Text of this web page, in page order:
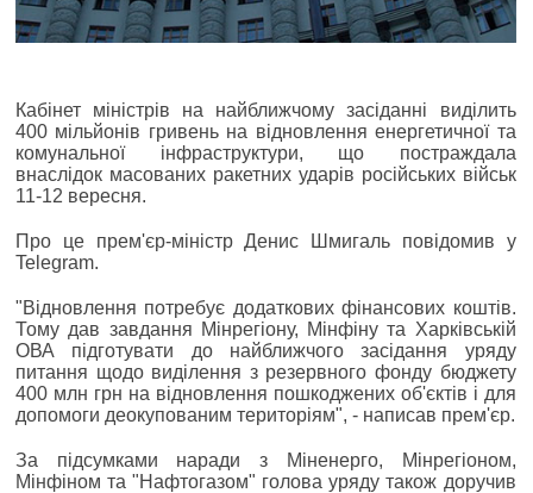
Кабінет міністрів на найближчому засіданні виділить
400 мільйонів гривень на відновлення енергетичної та
комунальної інфраструктури, що постраждала
внаслідок масованих ракетних ударів російських військ
11-12 вересня.
Про це прем'єр-міністр Денис Шмигаль повідомив у
Telegram.
"Відновлення потребує додаткових фінансових коштів.
Тому дав завдання Мінрегіону, Мінфіну та Харківській
ОВА підготувати до найближчого засідання уряду
питання щодо виділення з резервного фонду бюджету
400 млн грн на відновлення пошкоджених об'єктів і для
допомоги деокупованим територіям", - написав прем'єр.
За підсумками наради з Міненерго, Мінрегіоном,
Мінфіном та "Нафтогазом" голова уряду також доручив